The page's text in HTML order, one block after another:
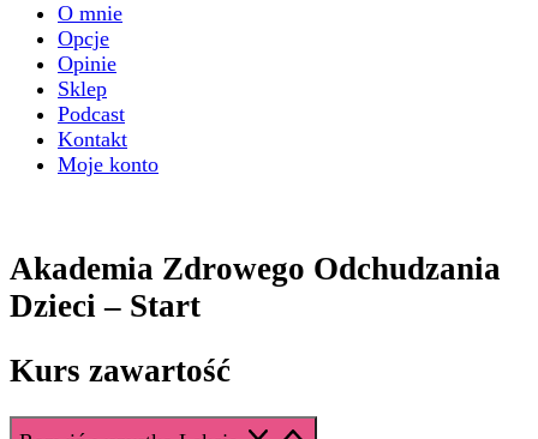
O mnie
Opcje
Opinie
Sklep
Podcast
Kontakt
Moje konto
Akademia Zdrowego Odchudzania
Dzieci – Start
Kurs zawartość